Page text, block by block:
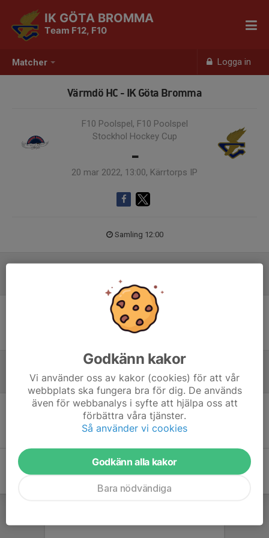
Matcher Logga in
IK GÖTA BROMMA
Team F12, F10
Värmdö HC - IK Göta Bromma
F10 Poolspel, F10 Poolspel
Stockhol Hockey Cup
-
20 mar 2022, 13:00, Kärrtorps IP
Samling 12:00
Ingen uppställning ifylld
Referat
Inget referat skrivet
Godkänn kakor
Vi använder oss av kakor (cookies) för att vår
webbplats ska fungera bra för dig. De används
även för webbanalys i syfte att hjälpa oss att
förbättra våra tjänster.
Så använder vi cookies
Godkänn alla kakor
Bara nödvändiga